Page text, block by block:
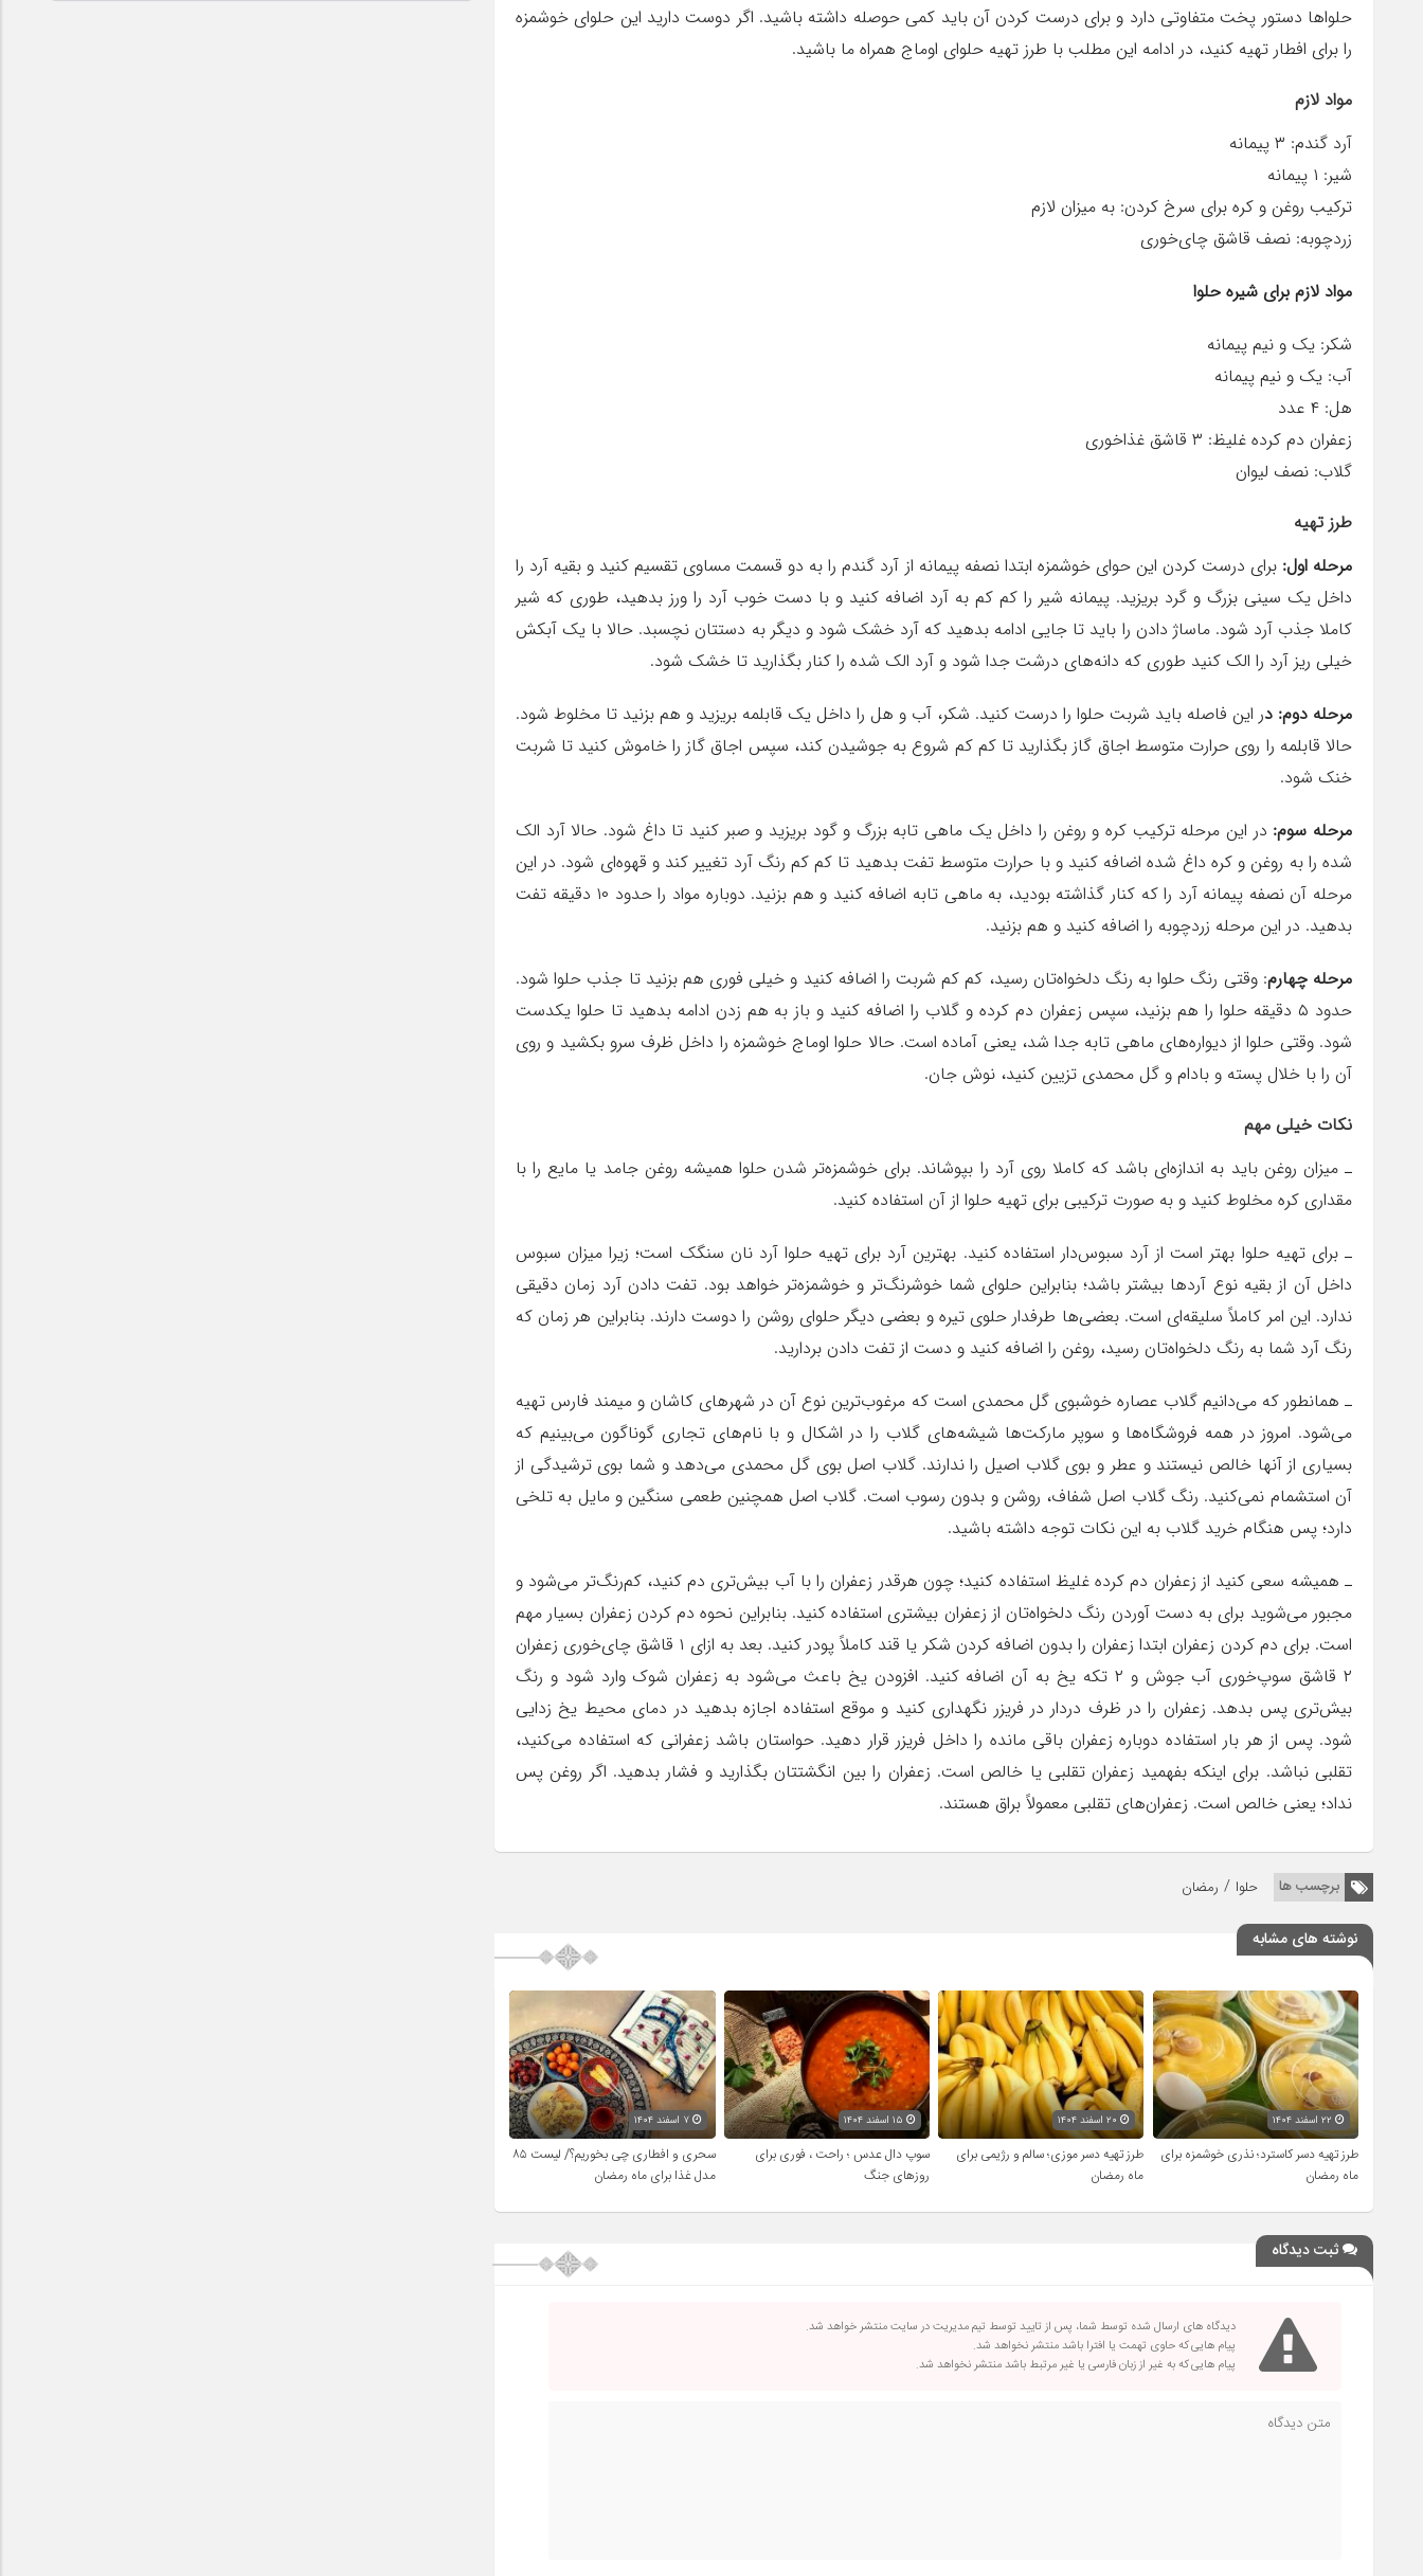
حلواها دستور پخت متفاوتی دارد و برای درست کردن آن باید کمی حوصله داشته باشید. اگر دوست دارید این حلوای خوشمزه
را برای افطار تهیه کنید، در ادامه این مطلب با طرز تهیه حلوای اوماج همراه ما باشید.
مواد لازم
آرد گندم: ۳ پیمانه
شیر: ۱ پیمانه
ترکیب روغن و کره برای سرخ کردن: به میزان لازم
زردچوبه: نصف قاشق چای‌خوری
مواد لازم برای شیره حلوا
شکر: یک و نیم پیمانه
آب: یک و نیم پیمانه
هل: ۴ عدد
زعفران دم کرده غلیظ: ۳ قاشق غذاخوری
گلاب: نصف لیوان
طرز تهیه
مرحله اول: برای درست کردن این حوای خوشمزه ابتدا نصفه پیمانه از آرد گندم را به دو قسمت مساوی تقسیم کنید و بقیه آرد را
داخل یک سینی بزرگ و گرد بریزید. پیمانه شیر را کم کم به آرد اضافه کنید و با دست خوب آرد را ورز بدهید، طوری که شیر
کاملا جذب آرد شود. ماساژ دادن را باید تا جایی ادامه بدهید که آرد خشک شود و دیگر به دستتان نچسبد. حالا با یک آبکش
خیلی ریز آرد را الک کنید طوری که دانه‌های درشت جدا شود و آرد الک شده را کنار بگذارید تا خشک شود.
مرحله دوم: در این فاصله باید شربت حلوا را درست کنید. شکر، آب و هل را داخل یک قابلمه بریزید و هم بزنید تا مخلوط شود.
حالا قابلمه را روی حرارت متوسط اجاق گاز بگذارید تا کم کم شروع به جوشیدن کند، سپس اجاق گاز را خاموش کنید تا شربت
خنک شود.
مرحله سوم: در این مرحله ترکیب کره و روغن را داخل یک ماهی تابه بزرگ و گود بریزید و صبر کنید تا داغ شود. حالا آرد الک
شده را به روغن و کره داغ شده اضافه کنید و با حرارت متوسط تفت بدهید تا کم کم رنگ آرد تغییر کند و قهوه‌ای شود. در این
مرحله آن نصفه پیمانه آرد را که کنار گذاشته بودید، به ماهی تابه اضافه کنید و هم بزنید. دوباره مواد را حدود ۱۰ دقیقه تفت
بدهید. در این مرحله زردچوبه را اضافه کنید و هم بزنید.
مرحله چهارم: وقتی رنگ حلوا به رنگ دلخواه‌تان رسید، کم کم شربت را اضافه کنید و خیلی فوری هم بزنید تا جذب حلوا شود.
حدود ۵ دقیقه حلوا را هم بزنید، سپس زعفران دم کرده و گلاب را اضافه کنید و باز به هم زدن ادامه بدهید تا حلوا یکدست
شود. وقتی حلوا از دیواره‌های ماهی تابه جدا شد، یعنی آماده است. حالا حلوا اوماج خوشمزه را داخل ظرف سرو بکشید و روی
آن را با خلال پسته و بادام و گل محمدی تزیین کنید، نوش جان.
نکات خیلی مهم
ـ میزان روغن باید به اندازه‌ای باشد که کاملا روی آرد را بپوشاند. برای خوشمزه‌تر شدن حلوا همیشه روغن جامد یا مایع را با
مقداری کره مخلوط کنید و به صورت ترکیبی برای تهیه حلوا از آن استفاده کنید.
ـ برای تهیه حلوا بهتر است از آرد سبوس‌دار استفاده کنید. بهترین آرد برای تهیه حلوا آرد نان سنگک است؛ زیرا میزان سبوس
داخل آن از بقیه نوع آردها بیشتر باشد؛ بنابراین حلوای شما خوشرنگ‌تر و خوشمزه‌تر خواهد بود. تفت دادن آرد زمان دقیقی
ندارد. این امر کاملاً سلیقه‌ای است. بعضی‌ها طرفدار حلوی تیره و بعضی دیگر حلوای روشن را دوست دارند. بنابراین هر زمان که
رنگ آرد شما به رنگ دلخواه‌تان رسید، روغن را اضافه کنید و دست از تفت دادن بردارید.
ـ همانطور که می‌دانیم گلاب عصاره خوشبوی گل محمدی است که مرغوب‌ترین نوع آن در شهرهای کاشان و میمند فارس تهیه
می‌شود. امروز در همه فروشگاه‌ها و سوپر مارکت‌ها شیشه‌های گلاب را در اشکال و با نام‌های تجاری گوناگون می‌بینیم که
بسیاری از آنها خالص نیستند و عطر و بوی گلاب اصیل را ندارند. گلاب اصل بوی گل محمدی می‌دهد و شما بوی ترشیدگی از
آن استشمام نمی‌کنید. رنگ گلاب اصل شفاف، روشن و بدون رسوب است. گلاب اصل همچنین طعمی سنگین و مایل به تلخی
دارد؛ پس هنگام خرید گلاب به این نکات توجه داشته باشید.
ـ همیشه سعی کنید از زعفران دم کرده غلیظ استفاده کنید؛ چون هرقدر زعفران را با آب بیش‌تری دم کنید، کم‌رنگ‌تر می‌شود و
مجبور می‌شوید برای به دست آوردن رنگ دلخواه‌تان از زعفران بیشتری استفاده کنید. بنابراین نحوه دم کردن زعفران بسیار مهم
است. برای دم کردن زعفران ابتدا زعفران را بدون اضافه کردن شکر یا قند کاملاً پودر کنید. بعد به ازای ۱ قاشق چای‌خوری زعفران
۲ قاشق سوپ‌خوری آب جوش و ۲ تکه یخ به آن اضافه کنید. افزودن یخ باعث می‌شود به زعفران شوک وارد شود و رنگ
بیش‌تری پس بدهد. زعفران را در ظرف دردار در فریزر نگهداری کنید و موقع استفاده اجازه بدهید در دمای محیط یخ زدایی
شود. پس از هر بار استفاده دوباره زعفران باقی مانده را داخل فریزر قرار دهید. حواستان باشد زعفرانی که استفاده می‌کنید،
تقلبی نباشد. برای اینکه بفهمید زعفران تقلبی یا خالص است. زعفران را بین انگشتتان بگذارید و فشار بدهید. اگر روغن پس
نداد؛ یعنی خالص است. زعفران‌های تقلبی معمولاً براق هستند.
برچسب ها حلوا / رمضان
نوشته های مشابه
طرز تهیه دسر کاسترد؛ نذری خوشمزه برای
ماه رمضان
۲۰ اسفند ۱۴۰۴
طرز تهیه دسر موزی؛ سالم و رژیمی برای
ماه رمضان
سوپ دال عدس ؛ راحت ، فوری برای
روزهای جنگ
۷ اسفند ۱۴۰۴
سحری و افطاری چی بخوریم؟/ لیست ۸۵
مدل غذا برای ماه رمضان
ثبت دیدگاه
دیدگاه های ارسال شده توسط شما، پس از تایید توسط تیم مدیریت در سایت منتشر خواهد شد.
پیام هایی که حاوی تهمت یا افترا باشد منتشر نخواهد شد.
پیام هایی که به غیر از زبان فارسی یا غیر مرتبط باشد منتشر نخواهد شد.